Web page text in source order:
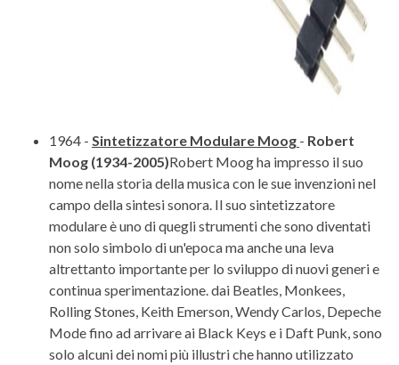
1964 - Sintetizzatore Modulare Moog - Robert
Moog (1934-2005)Robert Moog ha impresso il suo
nome nella storia della musica con le sue invenzioni nel
campo della sintesi sonora. Il suo sintetizzatore
modulare è uno di quegli strumenti che sono diventati
non solo simbolo di un'epoca ma anche una leva
altrettanto importante per lo sviluppo di nuovi generi e
continua sperimentazione. dai Beatles, Monkees,
Rolling Stones, Keith Emerson, Wendy Carlos, Depeche
Mode fino ad arrivare ai Black Keys e i Daft Punk, sono
solo alcuni dei nomi più illustri che hanno utilizzato